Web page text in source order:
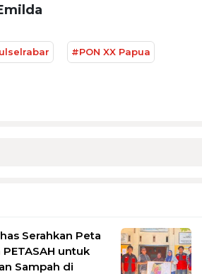
#PON XX Papua
Serahkan Peta
untuk
Sampah di